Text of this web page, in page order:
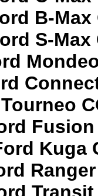
B-Max
S-Max
Fusion
Kuga